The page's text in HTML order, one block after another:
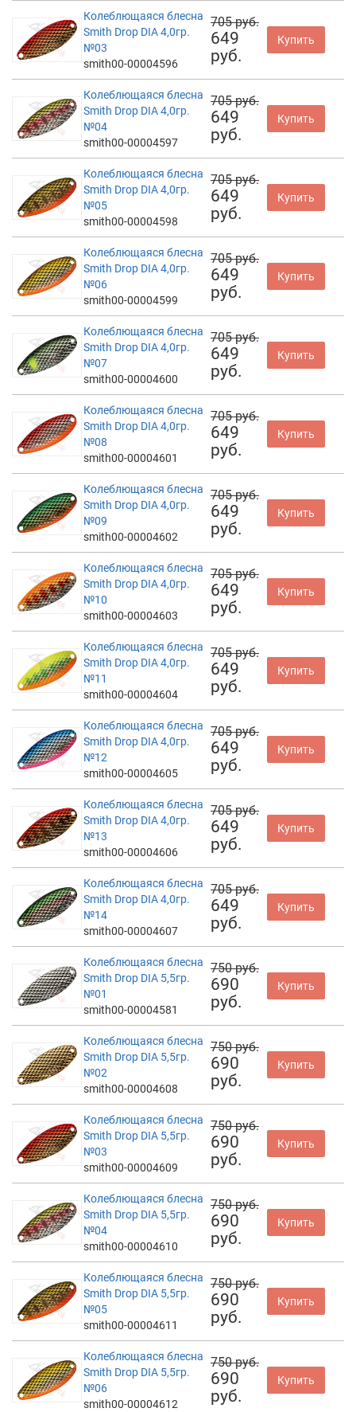
Колеблющаяся блесна
Smith Drop DIA 4,0гр.
№03
smith00-00004596
705 руб.
649
руб.
Купить
Колеблющаяся блесна
Smith Drop DIA 4,0гр.
№04
smith00-00004597
705 руб.
649
руб.
Купить
Колеблющаяся блесна
Smith Drop DIA 4,0гр.
№05
smith00-00004598
705 руб.
649
руб.
Купить
Колеблющаяся блесна
Smith Drop DIA 4,0гр.
№06
smith00-00004599
705 руб.
649
руб.
Купить
Колеблющаяся блесна
Smith Drop DIA 4,0гр.
№07
smith00-00004600
705 руб.
649
руб.
Купить
Колеблющаяся блесна
Smith Drop DIA 4,0гр.
№08
smith00-00004601
705 руб.
649
руб.
Купить
Колеблющаяся блесна
Smith Drop DIA 4,0гр.
№09
smith00-00004602
705 руб.
649
руб.
Купить
Колеблющаяся блесна
Smith Drop DIA 4,0гр.
№10
smith00-00004603
705 руб.
649
руб.
Купить
Колеблющаяся блесна
Smith Drop DIA 4,0гр.
№11
smith00-00004604
705 руб.
649
руб.
Купить
Колеблющаяся блесна
Smith Drop DIA 4,0гр.
№12
smith00-00004605
705 руб.
649
руб.
Купить
Колеблющаяся блесна
Smith Drop DIA 4,0гр.
№13
smith00-00004606
705 руб.
649
руб.
Купить
Колеблющаяся блесна
Smith Drop DIA 4,0гр.
№14
smith00-00004607
705 руб.
649
руб.
Купить
Колеблющаяся блесна
Smith Drop DIA 5,5гр.
№01
smith00-00004581
750 руб.
690
руб.
Купить
Колеблющаяся блесна
Smith Drop DIA 5,5гр.
№02
smith00-00004608
750 руб.
690
руб.
Купить
Колеблющаяся блесна
Smith Drop DIA 5,5гр.
№03
smith00-00004609
750 руб.
690
руб.
Купить
Колеблющаяся блесна
Smith Drop DIA 5,5гр.
№04
smith00-00004610
750 руб.
690
руб.
Купить
Колеблющаяся блесна
Smith Drop DIA 5,5гр.
№05
smith00-00004611
750 руб.
690
руб.
Купить
Колеблющаяся блесна
Smith Drop DIA 5,5гр.
№06
smith00-00004612
750 руб.
690
руб.
Купить